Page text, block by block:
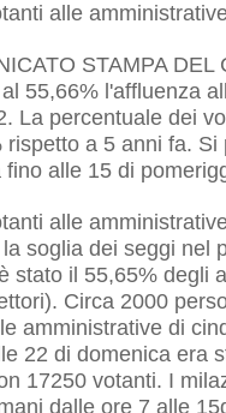
alle
STAMPA DEL
55,66% l'affluenza
La percentuale dei
rispetto a 5 anni fa. Si
fino alle 15 di
alle
soglia dei seggi nel
stato il 55,65% degli
Circa 2000
amministrative di
22 di domenica era
17250 votanti. I
dalle ore 7 alle